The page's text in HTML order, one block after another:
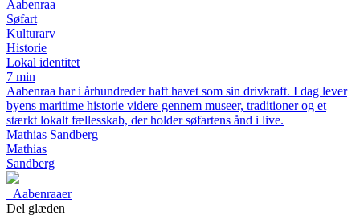
Aabenraa
Søfart
Kulturarv
Historie
Lokal identitet
7 min
Aabenraa har i århundreder haft havet som sin drivkraft. I dag lever
byens maritime historie videre gennem museer, traditioner og et
stærkt lokalt fællesskab, der holder søfartens ånd i live.
Mathias Sandberg
Mathias
Sandberg
Aabenraaer
Del glæden